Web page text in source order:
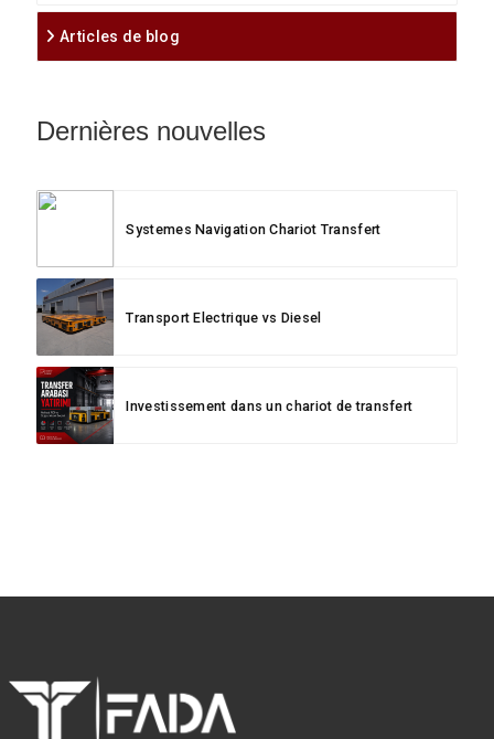
Articles de blog
Dernières nouvelles
Systemes Navigation Chariot Transfert
Transport Electrique vs Diesel
Investissement dans un chariot de transfert